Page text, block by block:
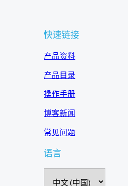
快速链接
产品资料
产品目录
操作手册
博客新闻
常见问题
语言